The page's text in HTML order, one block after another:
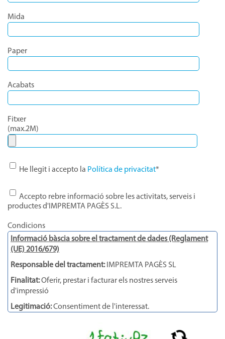
Mida
Paper
Acabats
Fitxer
(max.2M)
He llegit i accepto la Política de privacitat*
Accepto rebre informació sobre les activitats, serveis i
productes d'IMPREMTA PAGÈS S.L.
Condicions
Informació bàscia sobre el tractament de dades (Reglament
(UE) 2016/679)
Responsable del tractament: IMPREMTA PAGÈS SL
Finalitat:Oferir, prestar i facturar els nostres serveis
d'impressió
Legitimació:Consentiment de l'interessat.
exigeixi una llei o sigui necessari per complir amb la finalitat